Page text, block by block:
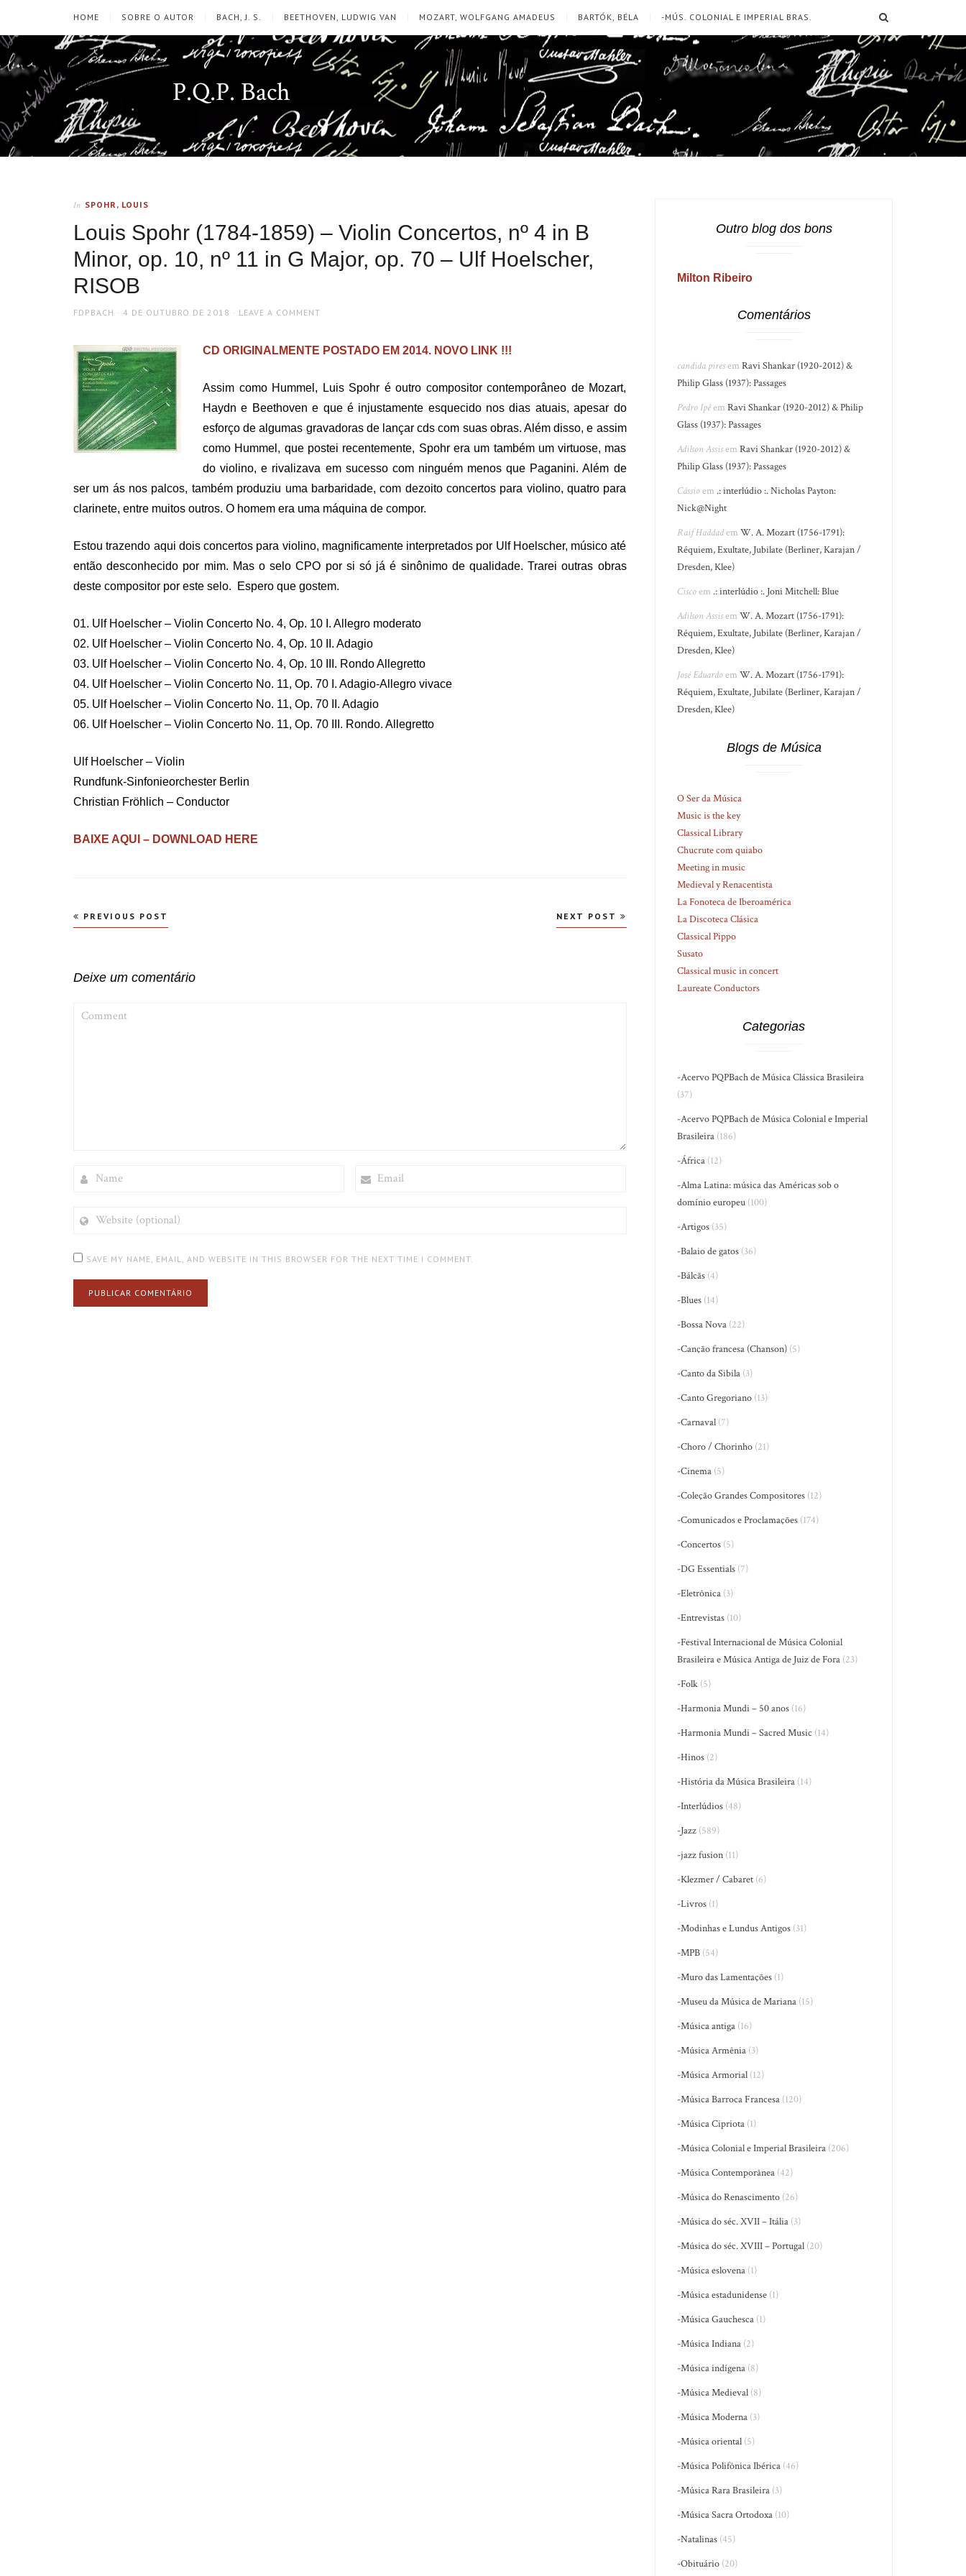
HOME SOBRE O AUTOR BACH, J. S. BEETHOVEN, LUDWIG VAN MOZART, WOLFGANG AMADEUS BARTÓK, BÉLA -MÚS. COLONIAL E IMPERIAL BRAS.
P.Q.P. Bach
In SPOHR, LOUIS
Louis Spohr (1784-1859) – Violin Concertos, nº 4 in B
Minor, op. 10, nº 11 in G Major, op. 70 – Ulf Hoelscher,
RISOB
AUTHOR
FDPBACH
POSTED
4 DE OUTUBRO DE 2018 LEAVE A COMMENT
CD ORIGINALMENTE POSTADO EM 2014. NOVO LINK !!!
Assim como Hummel, Luis Spohr é outro compositor contemporâneo de Mozart,
Haydn e Beethoven e que é injustamente esquecido nos dias atuais, apesar do
esforço de algumas gravadoras de lançar cds com suas obras. Além disso, e assim
como Hummel, que postei recentemente, Spohr era um também um virtuose, mas
do violino, e rivalizava em sucesso com ninguém menos que Paganini. Além de
ser um ás nos palcos, também produziu uma barbaridade, com dezoito concertos para violino, quatro para
clarinete, entre muitos outros. O homem era uma máquina de compor.
Estou trazendo aqui dois concertos para violino, magnificamente interpretados por Ulf Hoelscher, músico até
então desconhecido por mim. Mas o selo CPO por si só já é sinônimo de qualidade. Trarei outras obras
deste compositor por este selo. Espero que gostem.
01. Ulf Hoelscher – Violin Concerto No. 4, Op. 10 I. Allegro moderato
02. Ulf Hoelscher – Violin Concerto No. 4, Op. 10 II. Adagio
03. Ulf Hoelscher – Violin Concerto No. 4, Op. 10 III. Rondo Allegretto
04. Ulf Hoelscher – Violin Concerto No. 11, Op. 70 I. Adagio-Allegro vivace
05. Ulf Hoelscher – Violin Concerto No. 11, Op. 70 II. Adagio
06. Ulf Hoelscher – Violin Concerto No. 11, Op. 70 III. Rondo. Allegretto
Ulf Hoelscher – Violin
Rundfunk-Sinfonieorchester Berlin
Christian Fröhlich – Conductor
BAIXE AQUI – DOWNLOAD HERE
Navegação
PREVIOUS POST NEXT POST
Deixe um comentário
(OPTIONAL)
SAVE MY NAME, EMAIL, AND WEBSITE IN THIS BROWSER FOR THE NEXT TIME I COMMENT.
Outro blog dos bons
Milton Ribeiro
Comentários
candida piresemRavi Shankar (1920-2012) &
Philip Glass (1937): Passages
Pedro IpêemRavi Shankar (1920-2012) & Philip
Glass (1937): Passages
Adilson AssisemRavi Shankar (1920-2012) &
Philip Glass (1937): Passages
Cássioem .: interlúdio :. Nicholas Payton:
Nick@Night
Raif HaddademW. A. Mozart (1756-1791):
Réquiem, Exultate, Jubilate (Berliner, Karajan /
Dresden, Klee)
Ciscoem .: interlúdio :. Joni Mitchell: Blue
Adilson AssisemW. A. Mozart (1756-1791):
Réquiem, Exultate, Jubilate (Berliner, Karajan /
Dresden, Klee)
José EduardoemW. A. Mozart (1756-1791):
Réquiem, Exultate, Jubilate (Berliner, Karajan /
Dresden, Klee)
Blogs de Música
O Ser da Música
Music is the key
Classical Library
Chucrute com quiabo
Meeting in music
Medieval y Renacentista
La Fonoteca de Iberoamérica
La Discoteca Clásica
Classical Pippo
Susato
Classical music in concert
Laureate Conductors
Categorias
-Acervo PQPBach de Música Clássica Brasileira
(37)
-Acervo PQPBach de Música Colonial e Imperial
Brasileira (186)
-África (12)
-Alma Latina: música das Américas sob o
domínio europeu (100)
-Artigos (35)
-Balaio de gatos (36)
-Bálcãs (4)
-Blues (14)
-Bossa Nova (22)
-Canção francesa (Chanson) (5)
-Canto da Sibila (3)
-Canto Gregoriano (13)
-Carnaval (7)
-Choro / Chorinho (21)
-Cinema (5)
-Coleção Grandes Compositores (12)
-Comunicados e Proclamações (174)
-Concertos (5)
-DG Essentials (7)
-Eletrônica (3)
-Entrevistas (10)
-Festival Internacional de Música Colonial
Brasileira e Música Antiga de Juiz de Fora (23)
-Folk (5)
-Harmonia Mundi – 50 anos (16)
-Harmonia Mundi – Sacred Music (14)
-Hinos (2)
-História da Música Brasileira (14)
-Interlúdios (48)
-Jazz (589)
-jazz fusion (11)
-Klezmer / Cabaret (6)
-Livros (1)
-Modinhas e Lundus Antigos (31)
-MPB (54)
-Muro das Lamentações (1)
-Museu da Música de Mariana (15)
-Música antiga (16)
-Música Armênia (3)
-Música Armorial (12)
-Música Barroca Francesa (120)
-Música Cipriota (1)
-Música Colonial e Imperial Brasileira (206)
-Música Contemporânea (42)
-Música do Renascimento (26)
-Música do séc. XVII – Itália (3)
-Música do séc. XVIII – Portugal (20)
-Música eslovena (1)
-Música estadunidense (1)
-Música Gauchesca (1)
-Música Indiana (2)
-Música indígena (8)
-Música Medieval (8)
-Música Moderna (3)
-Música oriental (5)
-Música Polifônica Ibérica (46)
-Música Rara Brasileira (3)
-Música Sacra Ortodoxa (10)
-Natalinas (45)
-Obituário (20)